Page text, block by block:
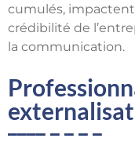
cumulés, impactent
crédibilité de
la communication.